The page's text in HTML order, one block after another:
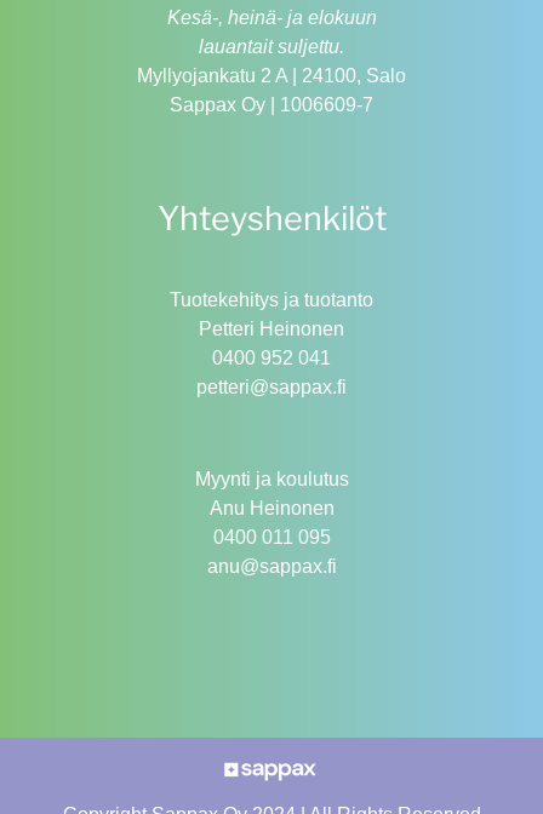
Kesä-, heinä- ja elokuun
lauantait suljettu.
Myllyojankatu 2 A | 24100, Salo
Sappax Oy | 1006609-7
Yhteyshenkilöt
Tuotekehitys ja tuotanto
Petteri Heinonen
0400 952 041
petteri@sappax.fi
Myynti ja koulutus
Anu Heinonen
0400 011 095
anu@sappax.fi